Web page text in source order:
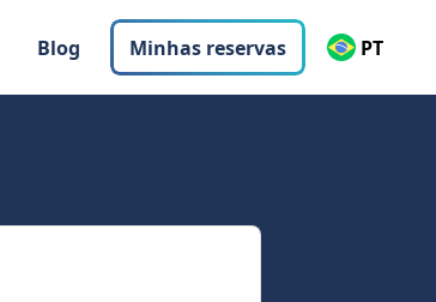
Blog Minhas reservas PT